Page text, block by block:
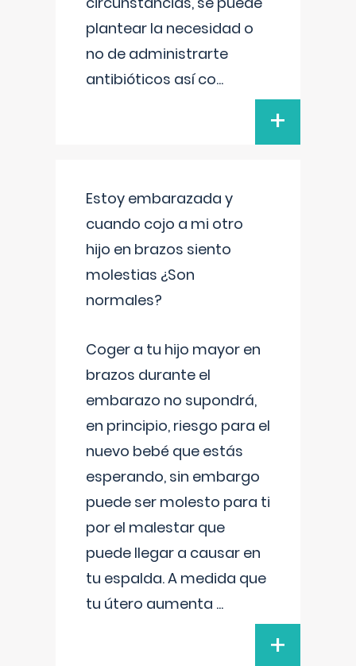
plantear la necesidad o
no de administrarte
antibióticos así co...
+
Estoy embarazada y
cuando cojo a mi otro
hijo en brazos siento
molestias ¿Son
normales?
Coger a tu hijo mayor en
brazos durante el
embarazo no supondrá,
en principio, riesgo para el
nuevo bebé que estás
esperando, sin embargo
puede ser molesto para ti
por el malestar que
puede llegar a causar en
tu espalda. A medida que
tu útero aumenta ...
+